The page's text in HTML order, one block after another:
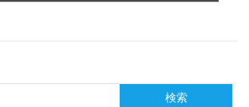
検索